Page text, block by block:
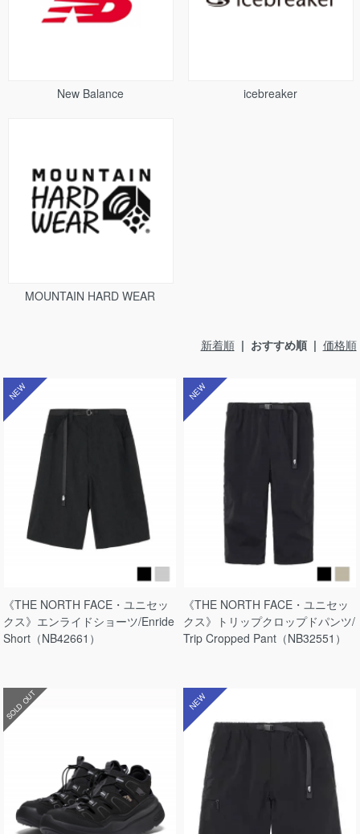
New Balance icebreaker
MOUNTAIN HARD WEAR
新着順| おすすめ順 | 価格順
NEW
《THE NORTH FACE・ユニセッ
クス》エンライドショーツ/Enride
Short（NB42661）
NEW
《THE NORTH FACE・ユニセッ
クス》トリップクロップドパンツ/
Trip Cropped Pant（NB32551）
SOLD OUT NEW